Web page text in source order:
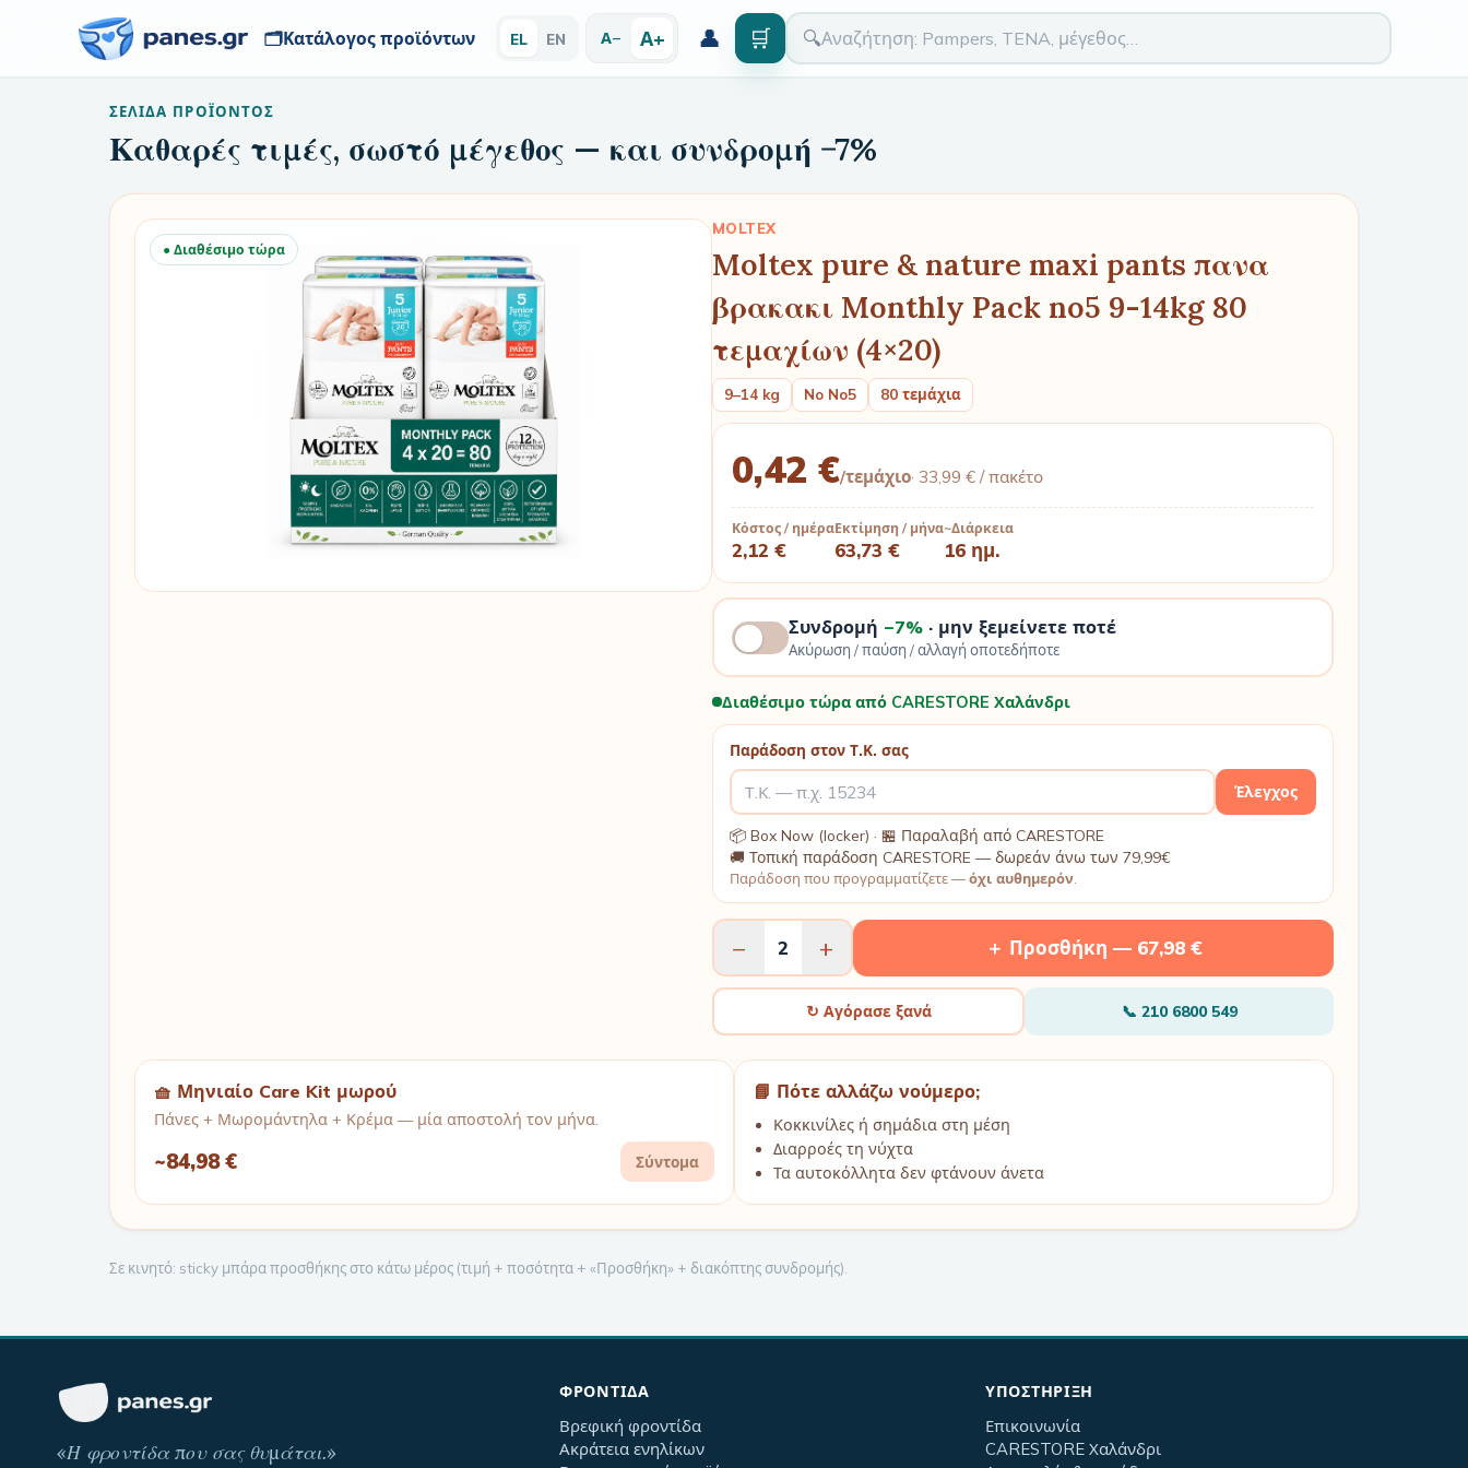
🔍
🗂️Κατάλογος προϊόντων EL EN Α− Α+ 👤 🛒
ΣΕΛΊΔΑ ΠΡΟΪΌΝΤΟΣ
Καθαρές τιμές, σωστό μέγεθος — και συνδρομή −7%
● Διαθέσιμο τώρα
MOLTEX
Moltex pure & nature maxi pants πανα
βρακακι Monthly Pack no5 9-14kg 80
τεμαχίων (4×20)
9–14 kg No No5 80 τεμάχια
0,42 €/τεμάχιο· 33,99 € / πακέτο
Κόστος / ημέρα
2,12 €
Εκτίμηση / μήνα
63,73 €
~Διάρκεια
16 ημ.
Συνδρομή −7%· μην ξεμείνετε ποτέ
Ακύρωση / παύση / αλλαγή οποτεδήποτε
Διαθέσιμο τώρα από CARESTORE Χαλάνδρι
Παράδοση στον Τ.Κ. σας
Έλεγχος
📦 Box Now (locker) · 🏪 Παραλαβή από CARESTORE
🚚 Τοπική παράδοση CARESTORE — δωρεάν άνω των 79,99€
Παράδοση που προγραμματίζετε —όχι αυθημερόν.
− 2 + ＋ Προσθήκη — 67,98 €
↻ Αγόρασε ξανά 📞 210 6800 549
🧺 Μηνιαίο Care Kit μωρού
Πάνες + Μωρομάντηλα + Κρέμα — μία αποστολή τον μήνα.
~84,98 € Σύντομα
📘 Πότε αλλάζω νούμερο;
Κοκκινίλες ή σημάδια στη μέση
Διαρροές τη νύχτα
Τα αυτοκόλλητα δεν φτάνουν άνετα
Σε κινητό: sticky μπάρα προσθήκης στο κάτω μέρος (τιμή + ποσότητα + «Προσθήκη» + διακόπτης συνδρομής).
«Η φροντίδα που σας θυμάται.»
ΦΡΟΝΤΊΔΑ
Βρεφική φροντίδα
Ακράτεια ενηλίκων
ΥΠΟΣΤΉΡΙΞΗ
Επικοινωνία
CARESTORE Χαλάνδρι